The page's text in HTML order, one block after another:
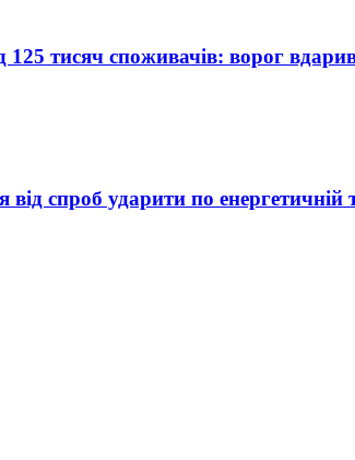
125 тисяч споживачів: ворог
від спроб ударити по